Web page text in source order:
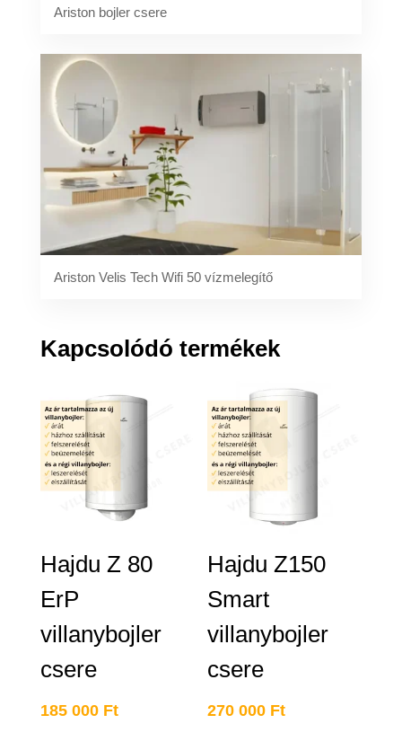
Ariston bojler csere
Ariston Velis Tech Wifi 50 vízmelegítő
Kapcsolódó termékek
Hajdu Z 80
ErP
villanybojler
csere
185 000 Ft
Hajdu Z150
Smart
villanybojler
csere
270 000 Ft